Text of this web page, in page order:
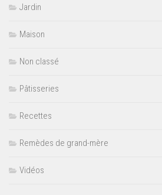
Jardin
Maison
Non classé
Pâtisseries
Recettes
Remèdes de grand-mère
Vidéos